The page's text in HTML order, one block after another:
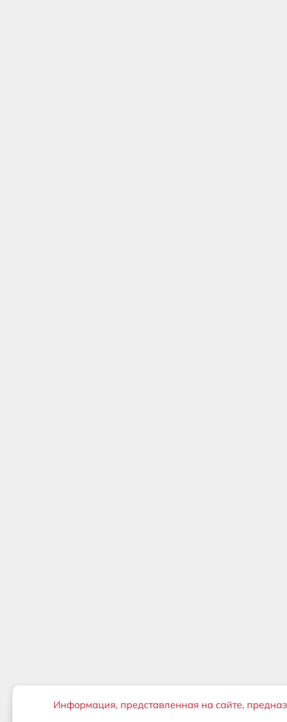
Важная информация
Информация, представленная на сайте,